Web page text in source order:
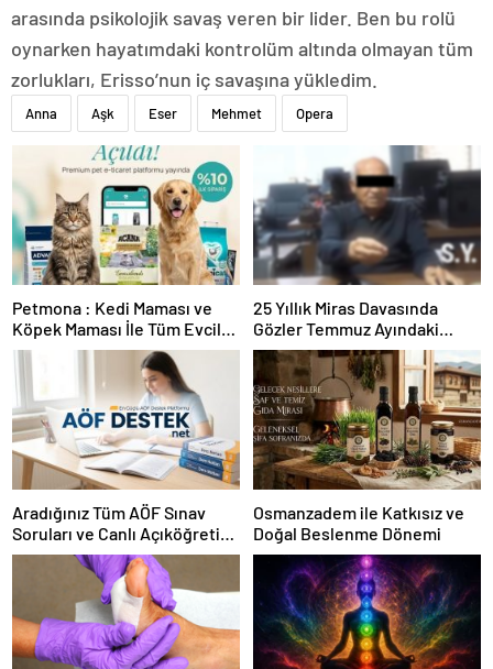
arasında psikolojik savaş veren bir lider. Ben bu rolü
oynarken hayatımdaki kontrolüm altında olmayan tüm
zorlukları, Erisso’nun iç savaşına yükledim.
Anna Aşk Eser Mehmet Opera
Petmona : Kedi Maması ve
Köpek Maması İle Tüm Evcil
Hayvan Ürünleri
25 Yıllık Miras Davasında
Gözler Temmuz Ayındaki
Karar Duruşmasına Çevrildi
Aradığınız Tüm AÖF Sınav
Soruları ve Canlı Açıköğretim
Forumu Burada
Osmanzadem ile Katkısız ve
Doğal Beslenme Dönemi